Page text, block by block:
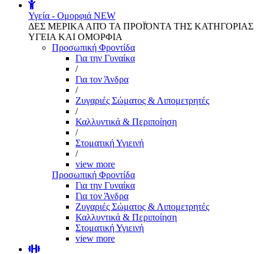
Υγεία - Ομορφιά NEW
ΔΕΣ ΜΕΡΙΚΑ ΑΠΌ ΤΑ ΠΡΟΪΌΝΤΑ ΤΗΣ ΚΑΤΗΓΟΡΙΑΣ
ΥΓΕΙΑ ΚΑΙ ΟΜΟΡΦΙΑ
Προσωπική Φροντίδα
Για την Γυναίκα
/
Για τον Άνδρα
/
Ζυγαριές Σώματος & Λιπομετρητές
/
Καλλυντικά & Περιποίηση
/
Στοματική Υγιεινή
/
view more
Προσωπική Φροντίδα
Για την Γυναίκα
Για τον Άνδρα
Ζυγαριές Σώματος & Λιπομετρητές
Καλλυντικά & Περιποίηση
Στοματική Υγιεινή
view more